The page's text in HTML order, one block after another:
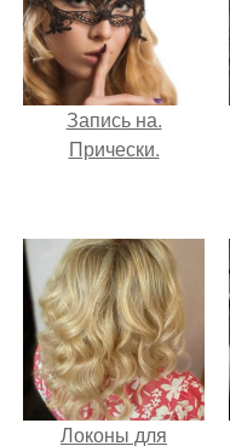
Запись на.
Прически.
Локоны для